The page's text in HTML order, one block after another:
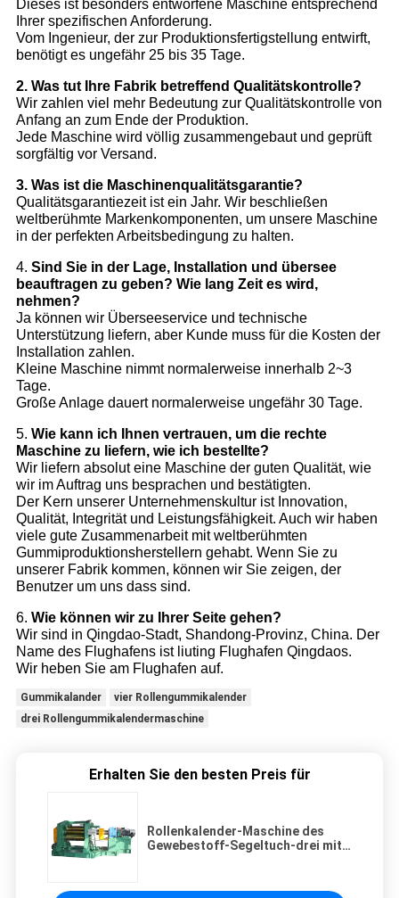
Dieses ist besonders entworfene Maschine entsprechend
Ihrer spezifischen Anforderung.
Vom Ingenieur, der zur Produktionsfertigstellung entwirft,
benötigt es ungefähr 25 bis 35 Tage.
2. Was tut Ihre Fabrik betreffend Qualitätskontrolle?
Wir zahlen viel mehr Bedeutung zur Qualitätskontrolle von
Anfang an zum Ende der Produktion.
Jede Maschine wird völlig zusammengebaut und geprüft
sorgfältig vor Versand.
3. Was ist die Maschinenqualitätsgarantie?
Qualitätsgarantiezeit ist ein Jahr. Wir beschließen
weltberühmte Markenkomponenten, um unsere Maschine
in der perfekten Arbeitsbedingung zu halten.
4. Sind Sie in der Lage, Installation und übersee
beauftragen zu geben? Wie lang Zeit es wird,
nehmen?
Ja können wir Überseeservice und technische
Unterstützung liefern, aber Kunde muss für die Kosten der
Installation zahlen.
Kleine Maschine nimmt normalerweise innerhalb 2~3
Tage.
Große Anlage dauert normalerweise ungefähr 30 Tage.
5. Wie kann ich Ihnen vertrauen, um die rechte
Maschine zu liefern, wie ich bestellte?
Wir liefern absolut eine Maschine der guten Qualität, wie
wir im Auftrag uns besprachen und bestätigten.
Der Kern unserer Unternehmenskultur ist Innovation,
Qualität, Integrität und Leistungsfähigkeit. Auch wir haben
viele gute Zusammenarbeit mit weltberühmten
Gummiproduktionsherstellern gehabt. Wenn Sie zu
unserer Fabrik kommen, können wir Sie zeigen, der
Benutzer um uns dass sind.
6. Wie können wir zu Ihrer Seite gehen?
Wir sind in Qingdao-Stadt, Shandong-Provinz, China. Der
Name des Flughafens ist liuting Flughafen Qingdaos.
Wir heben Sie am Flughafen auf.
Gummikalander
vier Rollengummikalender
drei Rollengummikalendermaschine
Erhalten Sie den besten Preis für
Rollenkalender-Maschine des
Gewebestoff-Segeltuch-drei mit